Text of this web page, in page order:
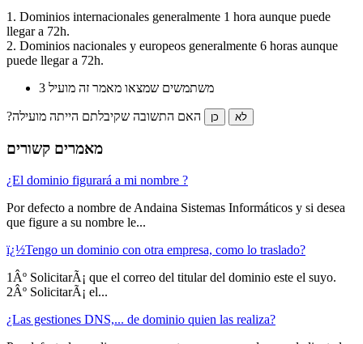
1. Dominios internacionales generalmente 1 hora aunque puede
llegar a 72h.
2. Dominios nacionales y europeos generalmente 6 horas aunque
puede llegar a 72h.
3 משתמשים שמצאו מאמר זה מועיל
כן לא
מאמרים קשורים
¿El dominio figurará a mi nombre ?
Por defecto a nombre de Andaina Sistemas Informáticos y si desea
que figure a su nombre le...
ï¿½Tengo un dominio con otra empresa, como lo traslado?
1Âº SolicitarÃ¡ que el correo del titular del dominio este el suyo.
2Âº SolicitarÃ¡ el...
¿Las gestiones DNS,... de dominio quien las realiza?